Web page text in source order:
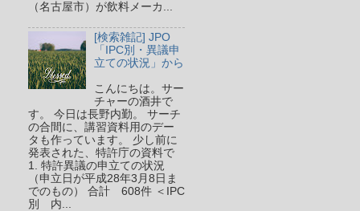
（名古屋市）が飲料メーカ...
[検索雑記] JPO
「IPC別・異議申
立ての状況」から
こんにちは。サー
チャーの酒井で
す。 今日は長野内勤。 サーチ
の合間に、講習資料用のデー
タも作っています。 少し前に
発表された、特許庁の資料で
1. 特許異議の申立ての状況
（申立日が平成28年3月8日ま
でのもの） 合計 608件 ＜IPC
別 内...